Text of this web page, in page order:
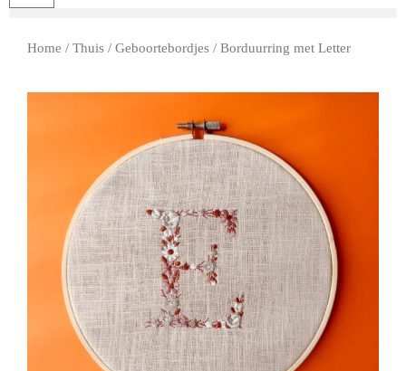
Home / Thuis / Geboortebordjes / Borduurring met Letter